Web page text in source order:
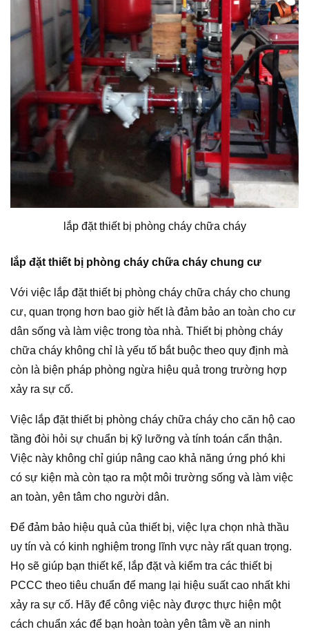
lắp đặt thiết bị phòng cháy chữa cháy
lắp đặt thiết bị phòng cháy chữa cháy chung cư
Với việc lắp đặt thiết bị phòng cháy chữa cháy cho chung
cư, quan trọng hơn bao giờ hết là đảm bảo an toàn cho cư
dân sống và làm việc trong tòa nhà. Thiết bị phòng cháy
chữa cháy không chỉ là yếu tố bắt buộc theo quy định mà
còn là biện pháp phòng ngừa hiệu quả trong trường hợp
xảy ra sự cố.
Việc lắp đặt thiết bị phòng cháy chữa cháy cho căn hộ cao
tầng đòi hỏi sự chuẩn bị kỹ lưỡng và tính toán cẩn thận.
Việc này không chỉ giúp nâng cao khả năng ứng phó khi
có sự kiện mà còn tạo ra một môi trường sống và làm việc
an toàn, yên tâm cho người dân.
Để đảm bảo hiệu quả của thiết bị, việc lựa chọn nhà thầu
uy tín và có kinh nghiệm trong lĩnh vực này rất quan trọng.
Họ sẽ giúp bạn thiết kế, lắp đặt và kiểm tra các thiết bị
PCCC theo tiêu chuẩn để mang lại hiệu suất cao nhất khi
xảy ra sự cố. Hãy để công việc này được thực hiện một
cách chuẩn xác để bạn hoàn toàn yên tâm về an ninh